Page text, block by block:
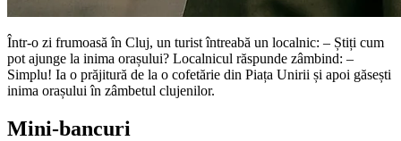
Într-o zi frumoasă în Cluj, un turist întreabă un localnic: – Știți cum
pot ajunge la inima orașului? Localnicul răspunde zâmbind: –
Simplu! Ia o prăjitură de la o cofetărie din Piața Unirii și apoi găsești
inima orașului în zâmbetul clujenilor.
Mini-bancuri